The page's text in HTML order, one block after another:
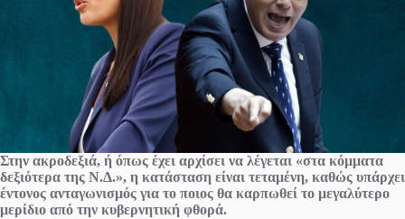
Στην ακροδεξιά, ή όπως έχει αρχίσει να λέγεται «στα κόμματα
δεξιότερα της Ν.Δ.», η κατάσταση είναι τεταμένη, καθώς υπάρχει
έντονος ανταγωνισμός για το ποιος θα καρπωθεί το μεγαλύτερο
μερίδιο από την κυβερνητική φθορά.